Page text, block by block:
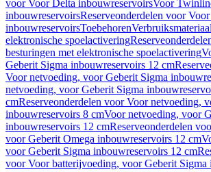
voor Voor Delta inbouwreservoirsVoor
inbouwreservoirsReserveonderdelen voor
inbouwreservoirsToebehorenVerbruiksmateriaal
elektronische spoelactivering
besturingen met elektronische spoelactivering
Geberit Sigma inbouwreservoirs 12 cm
Voor netvoeding, voor Geberit Sigma
netvoeding, voor Geberit Sigma
cmReserveonderdelen voor Voor netvoeding,
inbouwreservoirs 8 cmVoor netvoeding, voor
inbouwreservoirs 12 cmReserveonderdelen
voor Geberit Omega inbouwreservoirs 12 cm
voor Geberit Sigma inbouwreservoirs 12 cm
voor Voor batterijvoeding, voor Geberit Sigma